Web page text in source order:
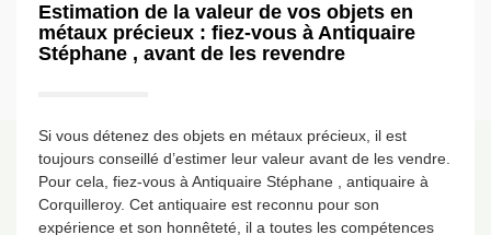
Estimation de la valeur de vos objets en
métaux précieux : fiez-vous à Antiquaire
Stéphane , avant de les revendre
Si vous détenez des objets en métaux précieux, il est
toujours conseillé d’estimer leur valeur avant de les vendre.
Pour cela, fiez-vous à Antiquaire Stéphane , antiquaire à
Corquilleroy. Cet antiquaire est reconnu pour son
expérience et son honnêteté, il a toutes les compétences